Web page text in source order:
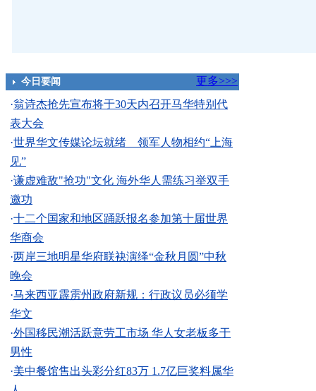
今日要闻
更多>>>
·翁诗杰抢先宣布将于30天内召开马华特别代
表大会
·世界华文传媒论坛就绪 领军人物相约“上海
见”
·谦虚难敌"抢功"文化 海外华人需练习举双手
邀功
·十二个国家和地区踊跃报名参加第十届世界
华商会
·两岸三地明星华府联袂演绎“金秋月圆”中秋
晚会
·马来西亚霹雳州政府新规：行政议员必须学
华文
·外国移民潮活跃意劳工市场 华人女老板多于
男性
·美中餐馆售出头彩分红83万 1.7亿巨奖料属华